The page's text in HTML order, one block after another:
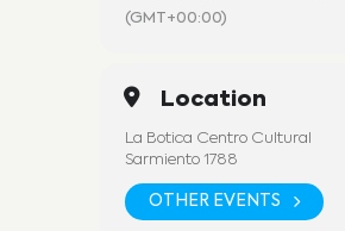
(GMT+00:00)
Location
La Botica Centro Cultural
Sarmiento 1788
OTHER EVENTS